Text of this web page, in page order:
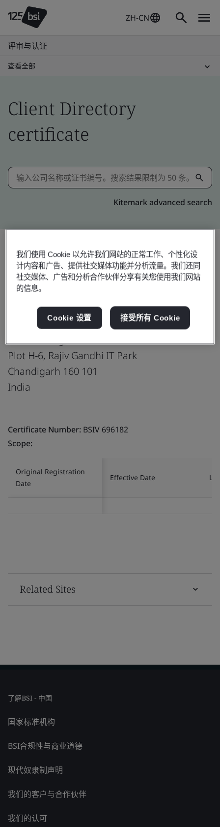
ZH-CN
评审与认证
查看全部
Client Directory
certificate
Kitemark advanced search
分享:
Finxera India Private Limited
Plot H-6, Rajiv Gandhi IT Park
Chandigarh 160 101
India
Certificate Number: BSIV 696182
Scope:
Original Registration
Date
Effective Date
Related Sites
了解BSI - 中国
国家标准机构
BSI合规性与商业道德
现代奴隶制声明
我们的客户与合作伙伴
我们的认可
我们使用 Cookie 以允许我们网站的正常工作、个性化设
计内容和广告、提供社交媒体功能并分析流量。我们还同
社交媒体、广告和分析合作伙伴分享有关您使用我们网站
的信息。
Cookie 设置 接受所有 Cookie